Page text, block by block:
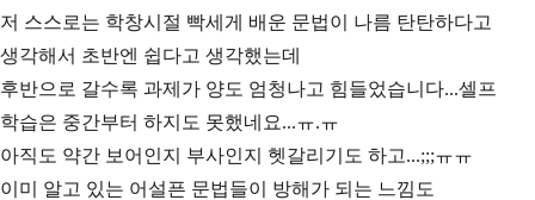
저 스스로는 학창시절 빡세게 배운 문법이 나름 탄탄하다고
생각해서 초반엔 쉽다고 생각했는데
후반으로 갈수록 과제가 양도 엄청나고 힘들었습니다...셀프
학습은 중간부터 하지도 못했네요...ㅠ.ㅠ
아직도 약간 보어인지 부사인지 헷갈리기도 하고...;;;ㅠㅠ
이미 알고 있는 어설픈 문법들이 방해가 되는 느낌도